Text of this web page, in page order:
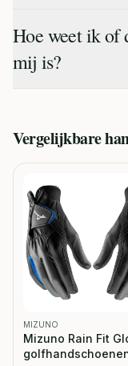
Hoe weet ik of
mij is?
Vergelijkbare
MIZUNO
Mizuno Rain Fit